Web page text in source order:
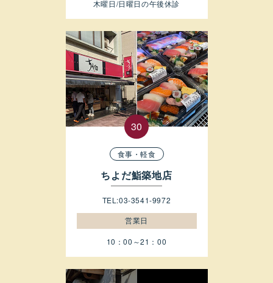
木曜日/日曜日の午後休診
食事・軽食
ちよだ鮨築地店
TEL:03-3541-9972
営業日
10：00～21：00